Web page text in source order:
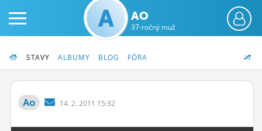
AO
37-ročný muž
STAVY ALBUMY BLOG FÓRA
Ao 14. 2. 2011 15:32